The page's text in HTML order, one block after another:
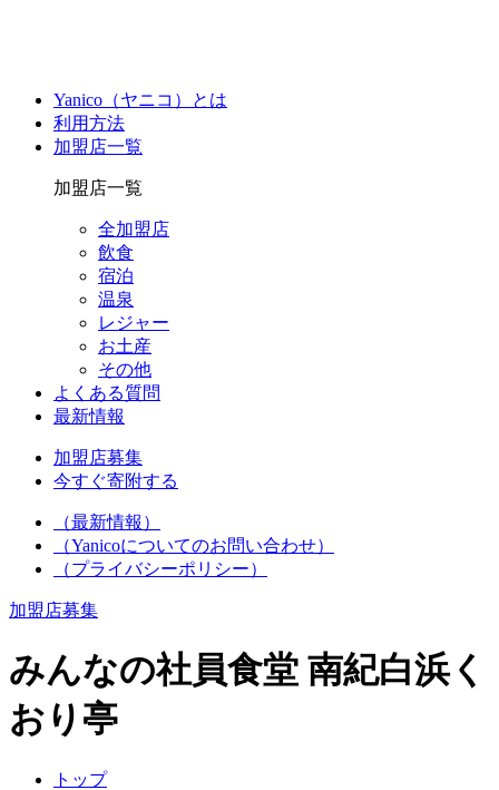
Yanico（ヤニコ）とは
利用方法
加盟店一覧
加盟店一覧
全加盟店
飲食
宿泊
温泉
レジャー
お土産
その他
よくある質問
最新情報
加盟店募集
今すぐ寄附する
（最新情報）
（Yanicoについてのお問い合わせ）
（プライバシーポリシー）
加盟店募集
みんなの社員食堂 南紀白浜く
おり亭
トップ